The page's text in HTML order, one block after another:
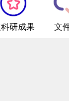
研成果 文